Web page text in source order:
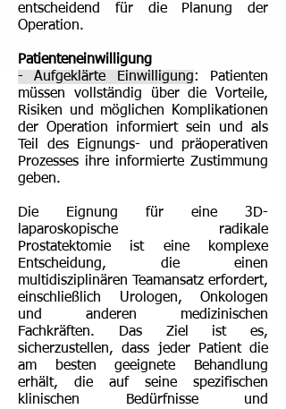
entscheidend für die Planung der
Operation.
Patienteneinwilligung
- Aufgeklärte Einwilligung: Patienten
müssen vollständig über die Vorteile,
Risiken und möglichen Komplikationen
der Operation informiert sein und als
Teil des Eignungs- und präoperativen
Prozesses ihre informierte Zustimmung
geben.
Die Eignung für eine 3D-
laparoskopische radikale
Prostatektomie ist eine komplexe
Entscheidung, die einen
multidisziplinären Teamansatz erfordert,
einschließlich Urologen, Onkologen
und anderen medizinischen
Fachkräften. Das Ziel ist es,
sicherzustellen, dass jeder Patient die
am besten geeignete Behandlung
erhält, die auf seine spezifischen
klinischen Bedürfnisse und